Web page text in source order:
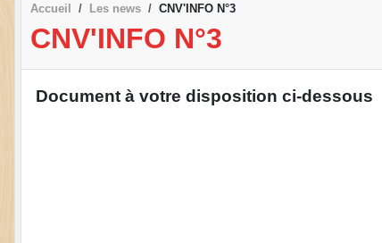
Accueil Les news CNV'INFO N°3
CNV'INFO N°3
Document à votre disposition ci-dessous